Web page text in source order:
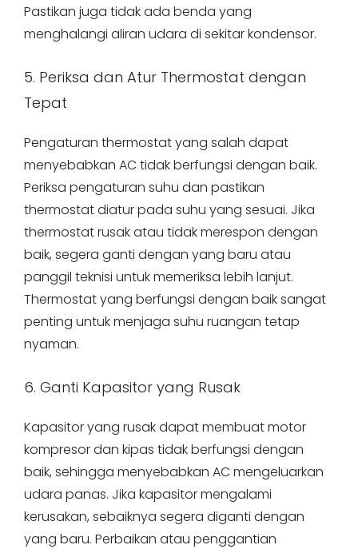
Pastikan juga tidak ada benda yang
menghalangi aliran udara di sekitar kondensor.
5. Periksa dan Atur Thermostat dengan
Tepat
Pengaturan thermostat yang salah dapat
menyebabkan AC tidak berfungsi dengan baik.
Periksa pengaturan suhu dan pastikan
thermostat diatur pada suhu yang sesuai. Jika
thermostat rusak atau tidak merespon dengan
baik, segera ganti dengan yang baru atau
panggil teknisi untuk memeriksa lebih lanjut.
Thermostat yang berfungsi dengan baik sangat
penting untuk menjaga suhu ruangan tetap
nyaman.
6. Ganti Kapasitor yang Rusak
Kapasitor yang rusak dapat membuat motor
kompresor dan kipas tidak berfungsi dengan
baik, sehingga menyebabkan AC mengeluarkan
udara panas. Jika kapasitor mengalami
kerusakan, sebaiknya segera diganti dengan
yang baru. Perbaikan atau penggantian